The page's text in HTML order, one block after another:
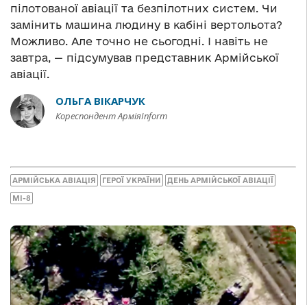
пілотованої авіації та безпілотних систем. Чи
замінить машина людину в кабіні вертольота?
Можливо. Але точно не сьогодні. І навіть не
завтра, — підсумував представник Армійської
авіації.
ОЛЬГА ВІКАРЧУК
Кореспондент АрміяInform
АРМІЙСЬКА АВІАЦІЯ ГЕРОЇ УКРАЇНИ ДЕНЬ АРМІЙСЬКОЇ АВІАЦІЇ
МІ-8